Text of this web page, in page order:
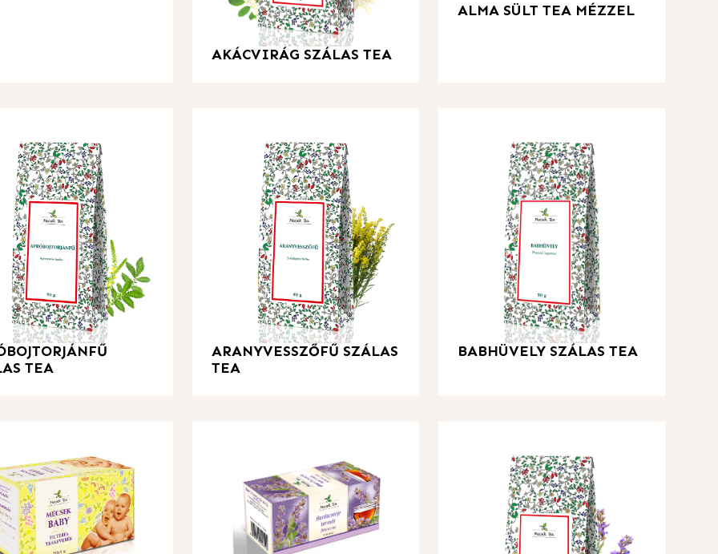
AKÁCVIRÁG SZÁLAS TEA
ALMA SÜLT TEA MÉZZEL
TEA
ARANYVESSZŐFŰ SZÁLAS
TEA
BABHÜVELY SZÁLAS TEA